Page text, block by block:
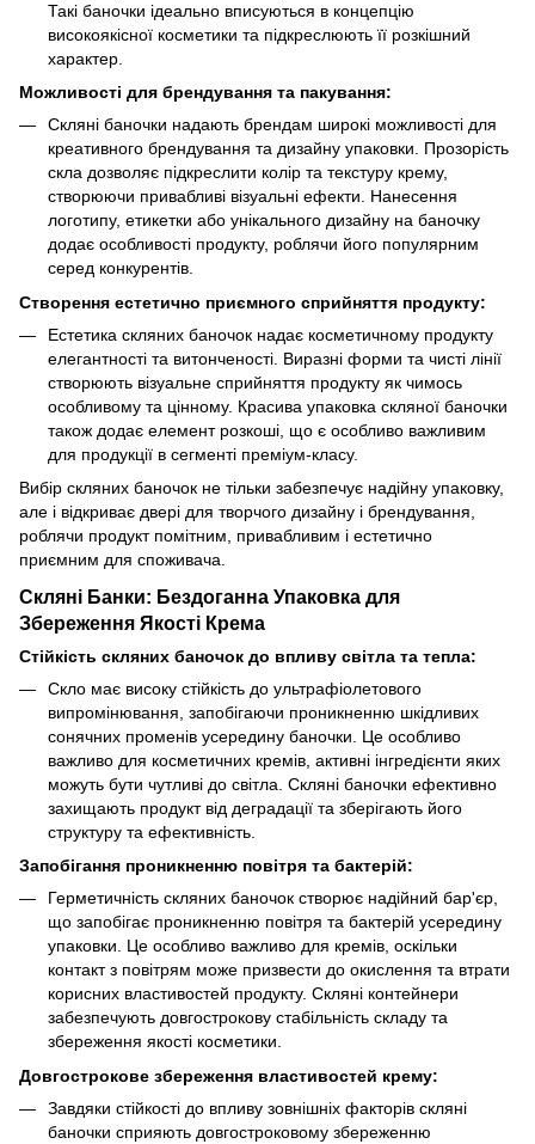
Такі баночки ідеально вписуються в концепцію
високоякісної косметики та підкреслюють її розкішний
характер.
Можливості для брендування та пакування:
Скляні баночки надають брендам широкі можливості для
креативного брендування та дизайну упаковки. Прозорість
скла дозволяє підкреслити колір та текстуру крему,
створюючи привабливі візуальні ефекти. Нанесення
логотипу, етикетки або унікального дизайну на баночку
додає особливості продукту, роблячи його популярним
серед конкурентів.
Створення естетично приємного сприйняття продукту:
Естетика скляних баночок надає косметичному продукту
елегантності та витонченості. Виразні форми та чисті лінії
створюють візуальне сприйняття продукту як чимось
особливому та цінному. Красива упаковка скляної баночки
також додає елемент розкоші, що є особливо важливим
для продукції в сегменті преміум-класу.
Вибір скляних баночок не тільки забезпечує надійну упаковку,
але і відкриває двері для творчого дизайну і брендування,
роблячи продукт помітним, привабливим і естетично
приємним для споживача.
Скляні Банки: Бездоганна Упаковка для
Збереження Якості Крема
Стійкість скляних баночок до впливу світла та тепла:
Скло має високу стійкість до ультрафіолетового
випромінювання, запобігаючи проникненню шкідливих
сонячних променів усередину баночки. Це особливо
важливо для косметичних кремів, активні інгредієнти яких
можуть бути чутливі до світла. Скляні баночки ефективно
захищають продукт від деградації та зберігають його
структуру та ефективність.
Запобігання проникненню повітря та бактерій:
Герметичність скляних баночок створює надійний бар'єр,
що запобігає проникненню повітря та бактерій усередину
упаковки. Це особливо важливо для кремів, оскільки
контакт з повітрям може призвести до окислення та втрати
корисних властивостей продукту. Скляні контейнери
забезпечують довгострокову стабільність складу та
збереження якості косметики.
Довгострокове збереження властивостей крему:
Завдяки стійкості до впливу зовнішніх факторів скляні
баночки сприяють довгостроковому збереженню